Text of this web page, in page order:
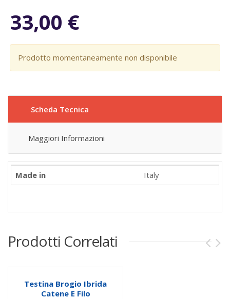
33,00 €
Prodotto momentaneamente non disponibile
Scheda Tecnica
Maggiori Informazioni
Made in Italy
Prodotti Correlati
Testina Brogio Ibrida
Catene E Filo